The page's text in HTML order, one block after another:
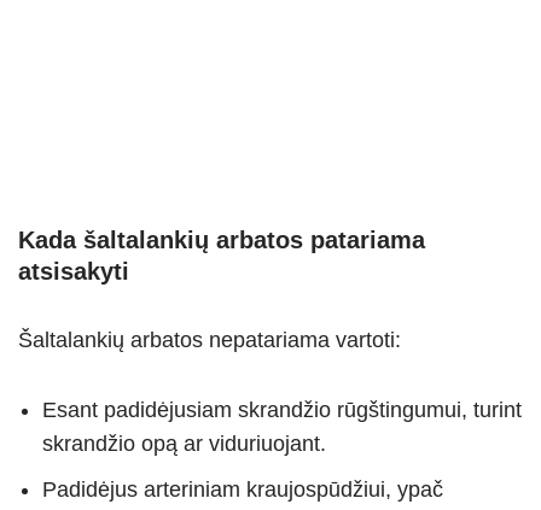
Kada šaltalankių arbatos patariama
atsisakyti
Šaltalankių arbatos nepatariama vartoti:
Esant padidėjusiam skrandžio rūgštingumui, turint
skrandžio opą ar viduriuojant.
Padidėjus arteriniam kraujospūdžiui, ypač